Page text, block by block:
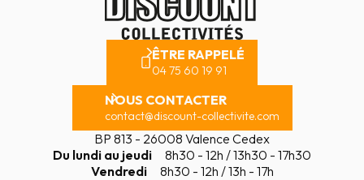
ÊTRE RAPPELÉ
04 75 60 19 91
NOUS CONTACTER
contact@discount-collectivite.com
BP 813 - 26008 Valence Cedex
Du lundi au jeudi
8h30 - 12h / 13h30 - 17h30
Vendredi
8h30 - 12h / 13h - 17h